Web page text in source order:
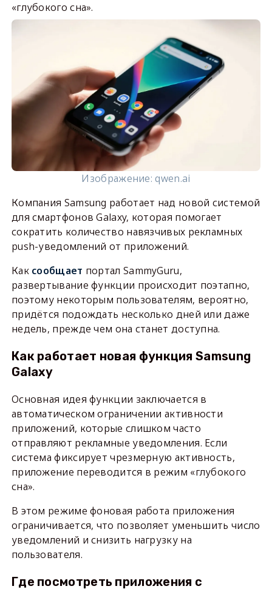
«глубокого сна».
Изображение: qwen.ai
Компания Samsung работает над новой системой
для смартфонов Galaxy, которая помогает
сократить количество навязчивых рекламных
push-уведомлений от приложений.
Как сообщает портал SammyGuru,
развертывание функции происходит поэтапно,
поэтому некоторым пользователям, вероятно,
придётся подождать несколько дней или даже
недель, прежде чем она станет доступна.
Как работает новая функция Samsung
Galaxy
Основная идея функции заключается в
автоматическом ограничении активности
приложений, которые слишком часто
отправляют рекламные уведомления. Если
система фиксирует чрезмерную активность,
приложение переводится в режим «глубокого
сна».
В этом режиме фоновая работа приложения
ограничивается, что позволяет уменьшить число
уведомлений и снизить нагрузку на
пользователя.
Где посмотреть приложения с